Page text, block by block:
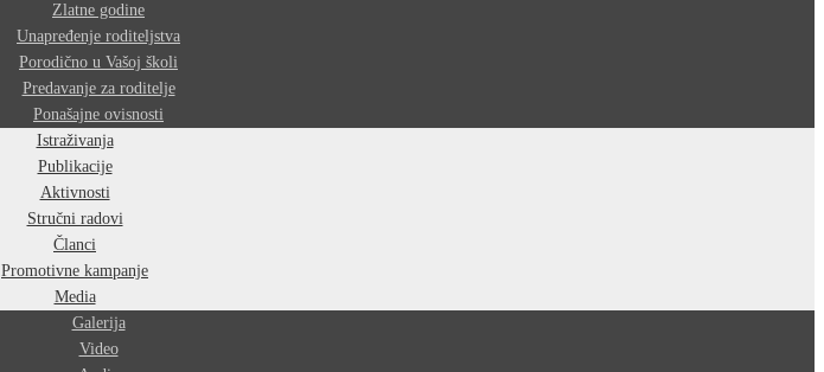
Zlatne godine
Unapređenje roditeljstva
Porodično u Vašoj školi
Predavanje za roditelje
Ponašajne ovisnosti
Istraživanja
Publikacije
Aktivnosti
Stručni radovi
Članci
Promotivne kampanje
Media
Galerija
Video